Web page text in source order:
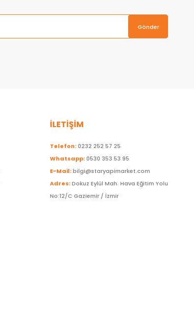
Gönder
İLETİŞİM
Telefon:0232 252 57 25
Whatsapp:0530 353 53 95
E-Mail:bilgi@staryapimarket.com
Adres:Dokuz Eylül Mah. Hava Eğitim Yolu
No:12/C Gaziemir / İzmir